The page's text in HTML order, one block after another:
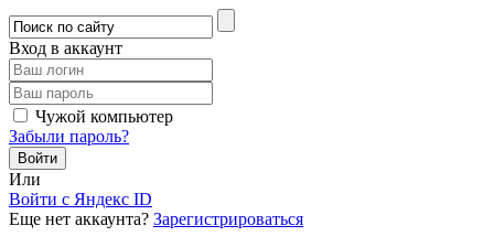
Вход в аккаунт
Чужой компьютер
Забыли пароль?
Или
Войти c Яндекс ID
Еще нет аккаунта? Зарегистрироваться